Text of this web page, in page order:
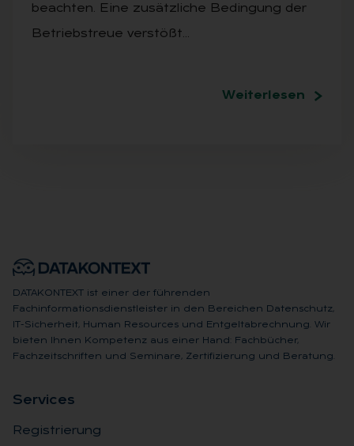
beachten. Eine zusätzliche Bedingung der
Betriebstreue verstößt…
Weiterlesen
DATAKONTEXT ist einer der führenden
Fachinformationsdienstleister in den Bereichen Datenschutz,
IT-Sicherheit, Human Resources und Entgeltabrechnung. Wir
bieten Ihnen Kompetenz aus einer Hand: Fachbücher,
Fachzeitschriften und Seminare, Zertifizierung und Beratung.
Ser­vices
Registrierung